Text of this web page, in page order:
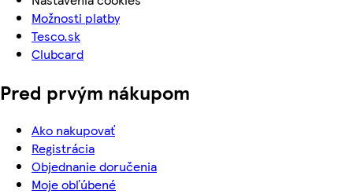
Možnosti platby
Tesco.sk
Clubcard
Pred prvým nákupom
Ako nakupovať
Registrácia
Objednanie doručenia
Moje obľúbené